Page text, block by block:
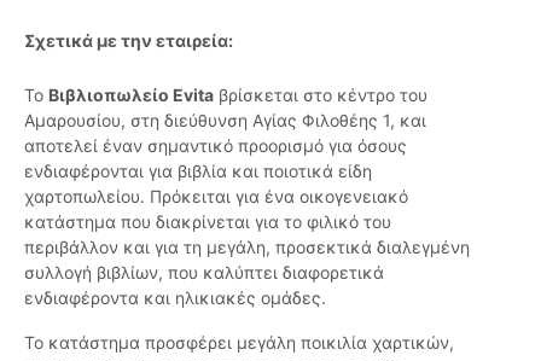
Σχετικά με την εταιρεία:
Το Βιβλιοπωλείο Evita βρίσκεται στο κέντρο του
Αμαρουσίου, στη διεύθυνση Αγίας Φιλοθέης 1, και
αποτελεί έναν σημαντικό προορισμό για όσους
ενδιαφέρονται για βιβλία και ποιοτικά είδη
χαρτοπωλείου. Πρόκειται για ένα οικογενειακό
κατάστημα που διακρίνεται για το φιλικό του
περιβάλλον και για τη μεγάλη, προσεκτικά διαλεγμένη
συλλογή βιβλίων, που καλύπτει διαφορετικά
ενδιαφέροντα και ηλικιακές ομάδες.
Το κατάστημα προσφέρει μεγάλη ποικιλία χαρτικών,